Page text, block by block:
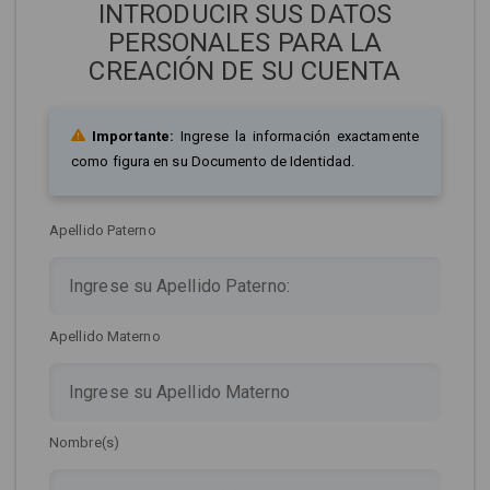
INTRODUCIR SUS DATOS
PERSONALES PARA LA
CREACIÓN DE SU CUENTA
Importante: Ingrese la información exactamente
como figura en su Documento de Identidad.
Apellido Paterno
Apellido Materno
Nombre(s)